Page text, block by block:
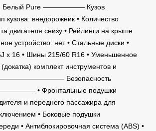
Белый Pure —————— Кузов
внедорожник • Количество
двигателя снизу • Рейлинги на крыше
устройство: нет • Стальные диски •
x 16 • Шины 215/60 R16 • Уменьшенное
комплект инструментов и
Безопасность
• Фронтальные подушки
и переднего пассажира для
• Боковые подушки
• Антиблокировочная система (ABS) •